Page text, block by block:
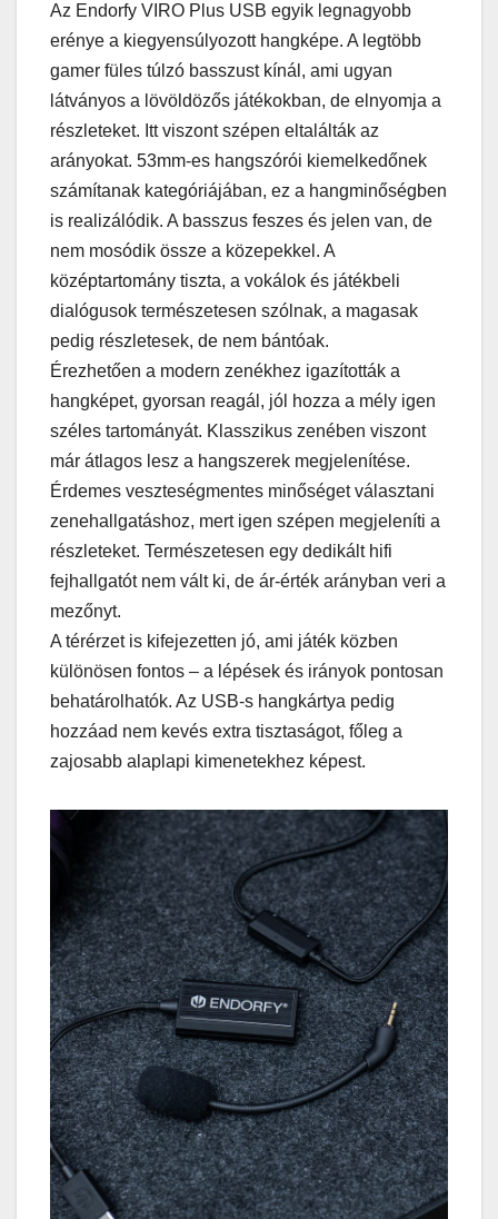
Az Endorfy VIRO Plus USB egyik legnagyobb
erénye a kiegyensúlyozott hangképe. A legtöbb
gamer füles túlzó basszust kínál, ami ugyan
látványos a lövöldözős játékokban, de elnyomja a
részleteket. Itt viszont szépen eltalálták az
arányokat. 53mm-es hangszórói kiemelkedőnek
számítanak kategóriájában, ez a hangminőségben
is realizálódik. A basszus feszes és jelen van, de
nem mosódik össze a közepekkel. A
középtartomány tiszta, a vokálok és játékbeli
dialógusok természetesen szólnak, a magasak
pedig részletesek, de nem bántóak.
Érezhetően a modern zenékhez igazították a
hangképet, gyorsan reagál, jól hozza a mély igen
széles tartományát. Klasszikus zenében viszont
már átlagos lesz a hangszerek megjelenítése.
Érdemes veszteségmentes minőséget választani
zenehallgatáshoz, mert igen szépen megjeleníti a
részleteket. Természetesen egy dedikált hifi
fejhallgatót nem vált ki, de ár-érték arányban veri a
mezőnyt.
A térérzet is kifejezetten jó, ami játék közben
különösen fontos – a lépések és irányok pontosan
behatárolhatók. Az USB-s hangkártya pedig
hozzáad nem kevés extra tisztaságot, főleg a
zajosabb alaplapi kimenetekhez képest.